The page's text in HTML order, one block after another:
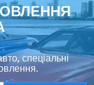
спеціальні